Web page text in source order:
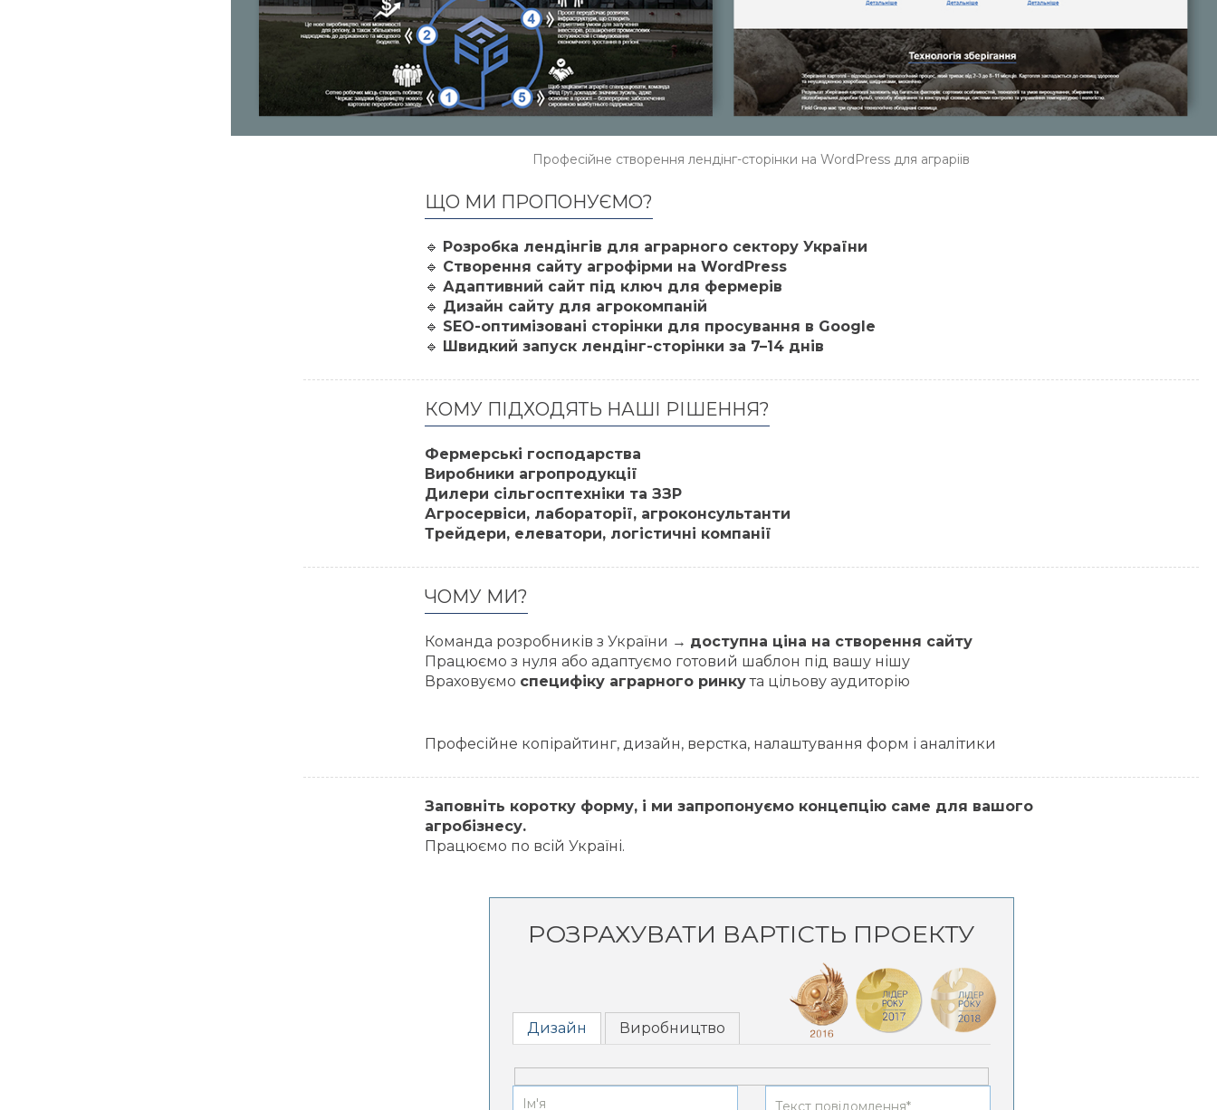
Професійне створення лендінг-сторінки на WordPress для аграріів
ЩО МИ ПРОПОНУЄМО?
🔹 Розробка лендінгів для аграрного сектору України
🔹 Створення сайту агрофірми на WordPress
🔹Адаптивний сайт під ключ для фермерів
🔹 Дизайн сайту для агрокомпаній
🔹 SEO-оптимізовані сторінки для просування в Google
🔹 Швидкий запуск лендінг-сторінки за 7–14 днів
КОМУ ПІДХОДЯТЬ НАШІ РІШЕННЯ?
Фермерські господарства
Виробники агропродукції
Дилери сільгосптехніки та ЗЗР
Агросервіси, лабораторії, агроконсультанти
Трейдери, елеватори, логістичні компанії
ЧОМУ МИ?
Команда розробників з України → доступна ціна на створення сайту
Працюємо з нуля або адаптуємо готовий шаблон під вашу нішу
Враховуємо специфіку аграрного ринкута цільову аудиторію
Професійне копірайтинг, дизайн, верстка, налаштування форм і аналітики
Заповніть коротку форму, і ми запропонуємо концепцію саме для вашого
агробізнесу.
Працюємо по всій Україні.
РОЗРАХУВАТИ ВАРТІСТЬ ПРОЕКТУ
Дизайн Виробництво